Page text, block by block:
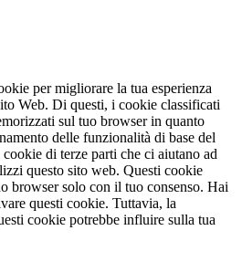
per migliorare la tua esperienza
Web. Di questi, i cookie classificati
sul tuo browser in quanto
delle funzionalità di base del
di terze parti che ci aiutano ad
questo sito web. Questi cookie
browser solo con il tuo consenso. Hai
questi cookie. Tuttavia, la
cookie potrebbe influire sulla tua